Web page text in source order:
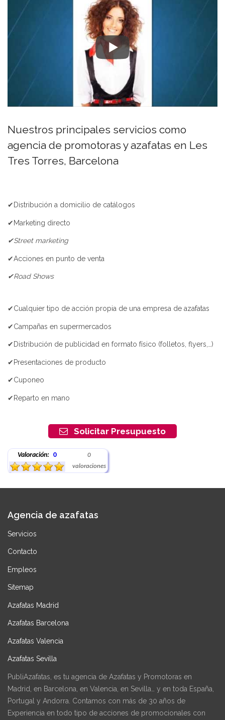
Nuestros principales servicios como
agencia de promotoras y azafatas en Les
Tres Torres, Barcelona
✔Distribución a domicilio de catálogos
✔Marketing directo
✔Street marketing
✔Acciones en punto de venta
✔Road Shows
✔Cualquier tipo de acción propia de una empresa de azafatas
✔Campañas en supermercados
✔Distribución de publicidad en formato físico (folletos, flyers,…)
✔Presentaciones de producto
✔Cuponeo
✔Reparto en mano
Solicitar Presupuesto
Valoración: 0
0
valoraciones
Agencia de azafatas
Servicios
Contacto
Empleos
Sitemap
Azafatas Madrid
Azafatas Barcelona
Azafatas Valencia
Azafatas Sevilla
PubliAzafatas, es tu agencia de Azafatas y Promotoras en
Madrid, en Barcelona, en Valencia, en Sevilla… y en toda España,
Portugal y Andorra. Contamos con más de 30 años de
Experiencia en todo tipo de acciones de promocionales con